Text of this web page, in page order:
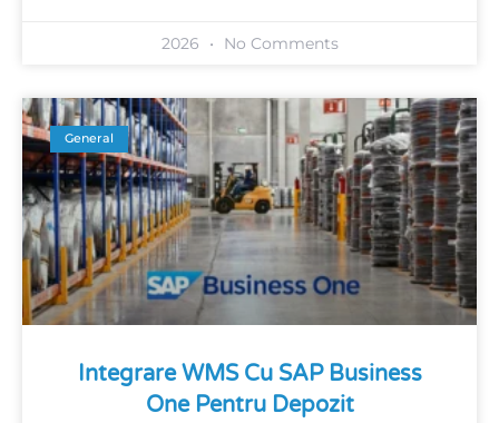
2026 No Comments
General
Integrare WMS Cu SAP Business
One Pentru Depozit